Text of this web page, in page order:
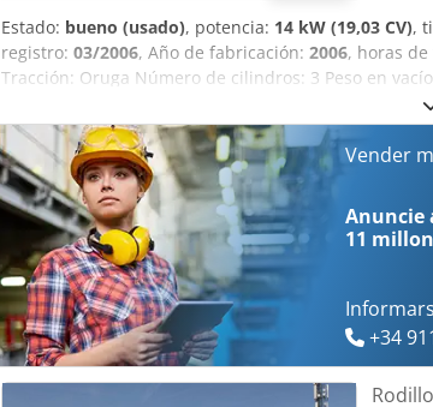
Estado: bueno (usado), potencia: 14 kW (19,03 CV),
registro: 03/2006, Año de fabricación: 2006, horas
Tracción: Oruga Número de cilindros: 3 Peso en
bueno Precio: A consultar Número de serie:
información. Chsdpfsw Hpqrjx Ab Rsa
Vender
Anuncie
11
+34